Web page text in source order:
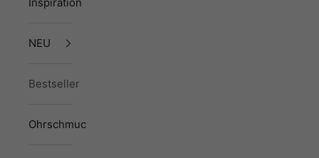
NEU
Bestseller
Ohrschmuck